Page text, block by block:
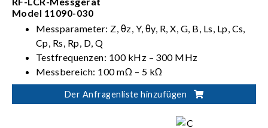
Model 11090-030
Messparameter: Z, θz, Y, θy, R, X, G, B, Ls, Lp, Cs,
Cp, Rs, Rp, D, Q
Testfrequenzen: 100 kHz – 300 MHz
Messbereich: 100 mΩ – 5 kΩ
Messgeschwindigkeit: 0,5/ 0,9/ 2,1/ 3,7 (ms)
Messbereich: 100 mΩ – 5 kΩ
Der Anfragenliste hinzufügen